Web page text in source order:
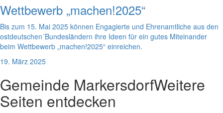
Wettbewerb „machen!2025“
Bis zum 15. Mai 2025 können Engagierte und Ehrenamtliche aus den
ostdeutschen´Bundesländern ihre Ideen für ein gutes Miteinander
beim Wettbewerb „machen!2025“ einreichen.
19. März 2025
Gemeinde MarkersdorfWeitere
Seiten entdecken